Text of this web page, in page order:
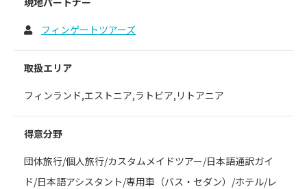
フィンゲートツアーズ
取扱エリア
フィンランド,エストニア,ラトビア,リトアニア
得意分野
団体旅行/個人旅行/カスタムメイドツアー/日本語通訳ガイ
ド/日本語アシスタント/専用車（バス・セダン）/ホテル/レ